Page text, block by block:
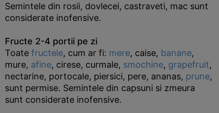
Semintele din rosii, dovlecei, castraveti, mac sunt
considerate inofensive.
Fructe 2-4 portii pe zi
Toate fructele, cum ar fi: mere, caise, banane,
mure, afine, cirese, curmale, smochine, grapefruit,
nectarine, portocale, piersici, pere, ananas, prune,
sunt permise. Semintele din capsuni si zmeura
sunt considerate inofensive.